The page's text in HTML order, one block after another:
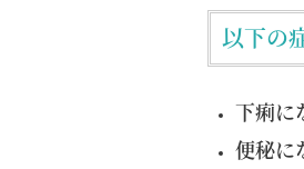
以下の
下痢に
便秘に